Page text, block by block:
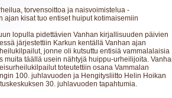
torvensoittoa ja naisvoimistelua -
ajan kisat tuo entiset huiput kotimaisemiin
lopulla pidettävien Vanhan kirjallisuuden päivien
järjestettiin Karkun kentällä Vanhan ajan
jonne oli kutsuttu entisiä vammalalaisia
muita täällä usein nähtyjä huippu-urheilijoita.
toteutettiin osana Vammalan
100. juhlavuoden ja Hengitysliitto Helin Hoikan
30. juhlavuoden tapahtumia.